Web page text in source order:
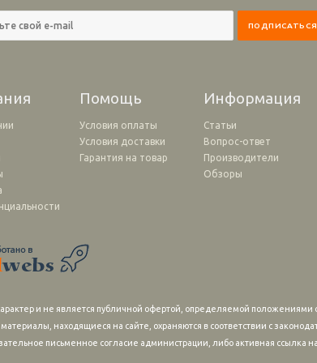
Помощь Информация
Условия оплаты
Условия доставки
Гарантия на товар
Статьи
Вопрос-ответ
Производители
Обзоры
и не является публичной офертой, определяемой положениями
находящиеся на сайте, охраняются в соответствии с
письменное согласие администрации, либо активная ссылка